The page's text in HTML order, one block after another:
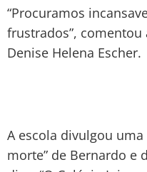
“Procuramos
frustrados”,
Denise Helena Escher.
A escola divulgou
morte” de Bernardo e